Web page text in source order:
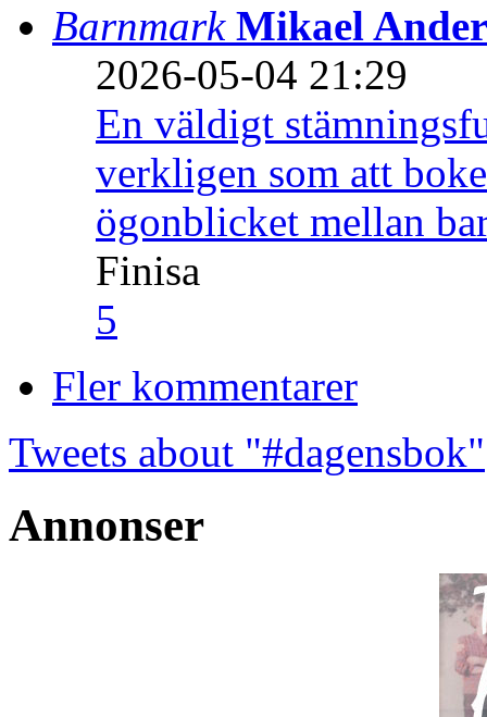
Barnmark Mikael
2026-05-04 21:29
En väldigt
verkligen som att
ögonblicket mellan
Finisa
5
Fler kommentarer
Tweets about "#dagensbok"
Annonser